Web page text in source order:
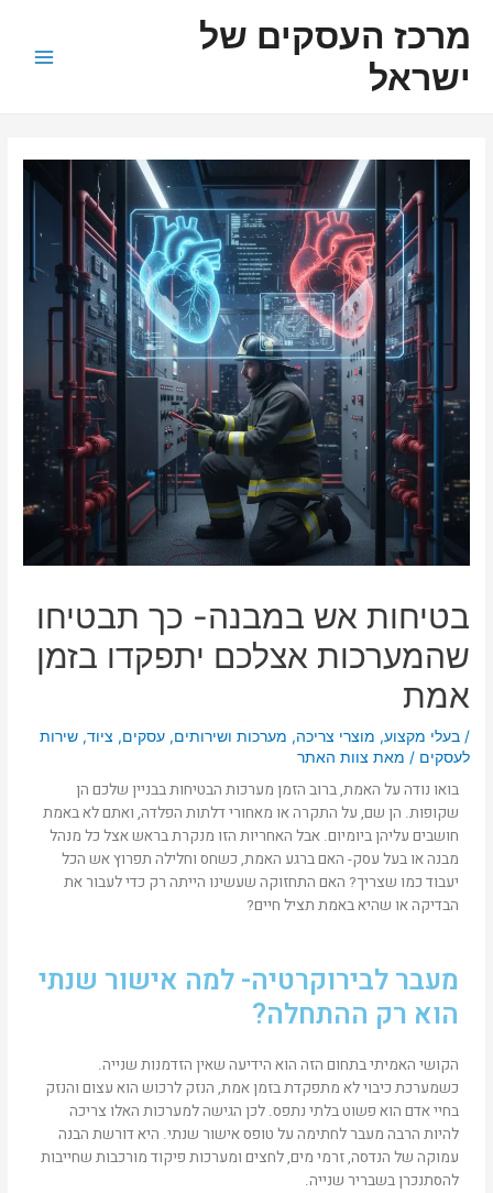
לתוכןמרכז העסקים של
ישראל
בטיחות אש במבנה- כך תבטיחו
שהמערכות אצלכם יתפקדו בזמן
אמת
/בעלי מקצוע, מוצרי צריכה, מערכות ושירותים,עסקים, ציוד,שירות
לעסקים / מאת צוות האתר
בואו נודה על האמת, ברוב הזמן מערכות הבטיחות בבניין שלכם הן
שקופות. הן שם, על התקרה או מאחורי דלתות הפלדה, ואתם לא באמת
חושבים עליהן ביומיום. אבל האחריות הזו מנקרת בראש אצל כל מנהל
מבנה או בעל עסק- האם ברגע האמת, כשחס וחלילה תפרוץ אש הכל
יעבוד כמו שצריך? האם התחזוקה שעשינו הייתה רק כדי לעבור את
הבדיקה או שהיא באמת תציל חיים?
מעבר לבירוקרטיה- למה אישור שנתי
הוא רק ההתחלה?
הקושי האמיתי בתחום הזה הוא הידיעה שאין הזדמנות שנייה.
כשמערכת כיבוי לא מתפקדת בזמן אמת, הנזק לרכוש הוא עצום והנזק
בחיי אדם הוא פשוט בלתי נתפס. לכן הגישה למערכות האלו צריכה
להיות הרבה מעבר לחתימה על טופס אישור שנתי. היא דורשת הבנה
עמוקה של הנדסה, זרמי מים, לחצים ומערכות פיקוד מורכבות שחייבות
להסתנכרן בשבריר שנייה.